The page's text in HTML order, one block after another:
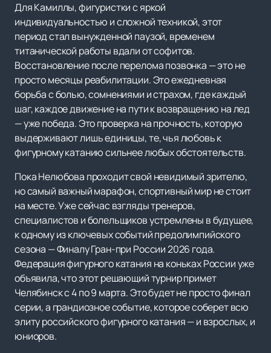
Для Камиллы, фигуристки с яркой
индивидуальностью и сложной техникой, этот
период стал вынужденной паузой, временем
титанической работы вдали от софитов.
Восстановление после перелома позвонка — это не
просто месяцы реабилитации. Это ежедневная
борьба с болью, сомнениями и страхом, где каждый
шаг, каждое движение на пути к возвращению на лед
— уже победа. Это проверка на прочность, которую
выдерживают лишь единицы, те, чья любовь к
фигурному катанию сильнее любых обстоятельств.
Пока Нелюбова проходит свой невидимый зрителю,
но самый важный марафон, спортивный мир не стоит
на месте. Уже сейчас взгляды тренеров,
специалистов и болельщиков устремлены в будущее,
к одному из ключевых событий предолимпийского
сезона — Финалу Гран-при России 2026 года.
Федерация фигурного катания на коньках России уже
объявила, что этот решающий турнир примет
Челябинск с 4 по 9 марта. Это будет не просто финал
серии, а грандиозное событие, которое соберет всю
элиту российского фигурного катания — и взрослых, и
юниоров.